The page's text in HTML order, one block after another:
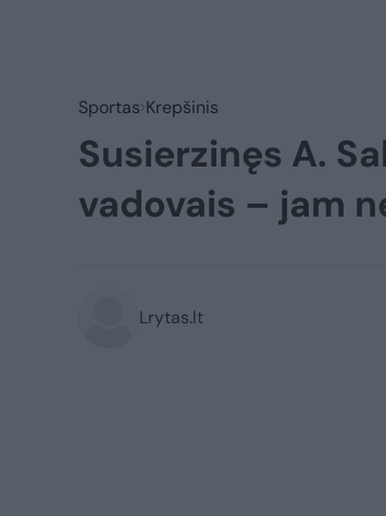
Sportas Krepšinis
Susierzinęs A.
vadovais – jam
Lrytas.lt